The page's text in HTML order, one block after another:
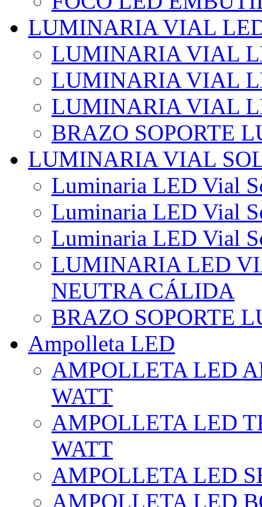
LUMINARIA VIAL
LUMINARIA VIAL
LUMINARIA VIAL
LUMINARIA VIAL
BRAZO SOPORTE
LUMINARIA VIAL
Luminaria LED Vial
Luminaria LED Vial
Luminaria LED Vial
LUMINARIA LED
NEUTRA CÁLIDA
BRAZO SOPORTE
Ampolleta LED
AMPOLLETA LED
WATT
AMPOLLETA LED
WATT
AMPOLLETA LED
AMPOLLETA LED